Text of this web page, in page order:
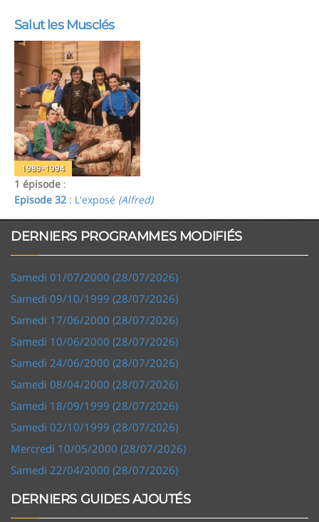
Salut les Musclés
1989-1994
1 épisode :
Episode 32 : L'exposé (Alfred)
DERNIERS PROGRAMMES MODIFIÉS
Samedi 01/07/2000 (28/07/2026)
Samedi 09/10/1999 (28/07/2026)
Samedi 17/06/2000 (28/07/2026)
Samedi 10/06/2000 (28/07/2026)
Samedi 24/06/2000 (28/07/2026)
Samedi 08/04/2000 (28/07/2026)
Samedi 18/09/1999 (28/07/2026)
Samedi 02/10/1999 (28/07/2026)
Mercredi 10/05/2000 (28/07/2026)
Samedi 22/04/2000 (28/07/2026)
DERNIERS GUIDES AJOUTÉS